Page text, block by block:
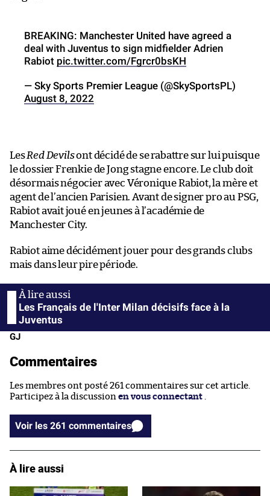
BREAKING: Manchester United have agreed a
deal with Juventus to sign midfielder Adrien
Rabiot pic.twitter.com/Fgrcr0bsKH
— Sky Sports Premier League (@SkySportsPL)
August 8, 2022
LesRed Devilsont décidé de se rabattre sur lui puisque
le dossier Frenkie de Jong stagne encore. Le club doit
désormais négocier avec Véronique Rabiot, la mère et
agent de l’ancien Parisien. Avant de signer pro au PSG,
Rabiot avait joué en jeunes à l’académie de
Manchester City.
Rabiot aime décidément jouer pour des grands clubs
mais dans leur pire période.
Les Français de l'Inter Milan décisifs face à la
Juventus
GJ
Commentaires
Les membres ont posté 261 commentaires sur cet article.
Participez à la discussion en vous connectant
Voir les 261 commentaires
À lire aussi